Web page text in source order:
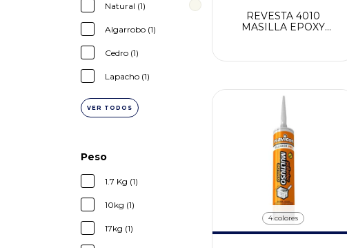
Natural (1)
Algarrobo (1)
Cedro (1)
Lapacho (1)
VER TODOS
Peso
1.7 Kg (1)
10kg (1)
17kg (1)
REVESTA 4010
MASILLA EPOXY
4 colores